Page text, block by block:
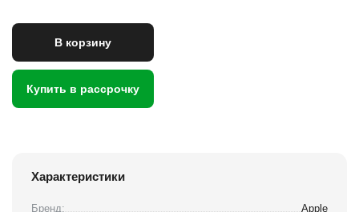
В корзину
Купить в рассрочку
Характеристики
Бренд: Apple